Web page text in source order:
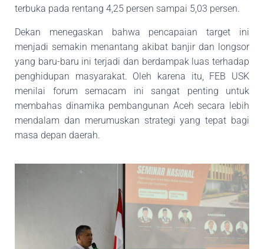
terbuka pada rentang 4 ,25 persen sampai 5 ,03 persen.
Dekan menegaskan bahwa pencapaian target ini
menjadi semakin menantang akibat banjir dan longsor
yang baru-baru ini terjadi dan berdampak luas terhadap
penghidupan masyarakat. Oleh
karena itu, FEB USK
menilai forum semacam ini sangat penting untuk
membahas dinamika pembangunan Aceh secara lebih
mendalam dan merumuskan strategi yang tepat bagi
masa depan daerah.